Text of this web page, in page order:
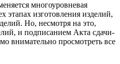
многоуровневая
этапах изготовления изделий,
Но, несмотря на это,
и подписанием Акта сдачи-
внимательно просмотреть все